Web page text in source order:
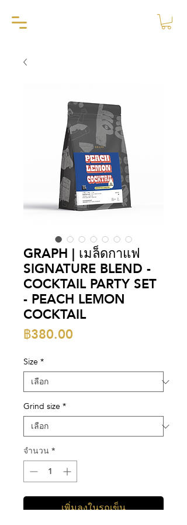
GRAPH | เมล็ดกาแฟ
SIGNATURE BLEND -
COCKTAIL PARTY SET
- PEACH LEMON
COCKTAIL
฿380.00
Size *
Grind size *
จำนวน *
เพิ่มลงในรถเข็น